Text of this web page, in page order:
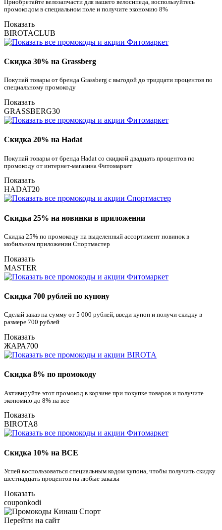
Приобретайте велозапчасти для вашего велосипеда, воспользуйтесь
промокодом в специальном поле и получите экономию 8%
Показать
BIROTACLUB
Скидка 30% на Grassberg
Покупай товары от бренда Grassberg с выгодой до тридцати процентов по
специальному промокоду
Показать
GRASSBERG30
Скидка 20% на Hadat
Покупай товары от бренда Hadat со скидкой двадцать процентов по
промокоду от интернет-магазина Фитомаркет
Показать
HADAT20
Скидка 25% на новинки в приложении
Скидка 25% по промокоду на выделенный ассортимент новинок в
мобильном приложении Спортмастер
Показать
MASTER
Скидка 700 рублей по купону
Сделай заказ на сумму от 5 000 рублей, введи купон и получи скидку в
размере 700 рублей
Показать
ЖАРА700
Скидка 8% по промокоду
Активируйте этот промокод в корзине при покупке товаров и получите
экономию до 8% на все
Показать
BIROTA8
Скидка 10% на ВСЕ
Успей воспользоваться специальным кодом купона, чтобы получить скидку
шестнадцать процентов на любые заказы
Показать
couponkodi
Перейти на сайт